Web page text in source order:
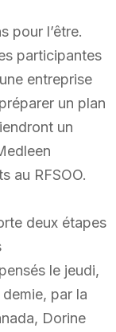
pour l’être.
participantes
entreprise
un plan
un
au RFSOO.
deux étapes
le jeudi,
par la
Dorine